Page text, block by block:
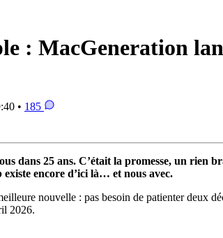
: MacGeneration
• 185
dans 25 ans. C’était la promesse, un rien
encore d’ici là… et nous avec.
nouvelle : pas besoin de patienter deux
2026.